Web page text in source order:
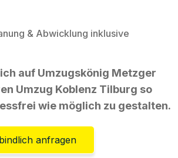
& Abwicklung inklusive
auf Umzugskönig Metzger
Umzug Koblenz Tilburg so
wie möglich zu gestalten.
anfragen